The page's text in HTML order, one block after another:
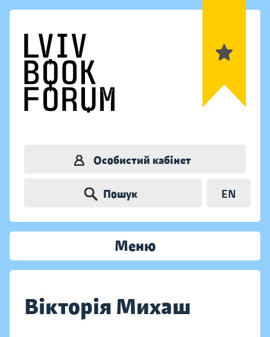
Особистий кабінет
Пошук EN
Меню
Вікторія Михаш